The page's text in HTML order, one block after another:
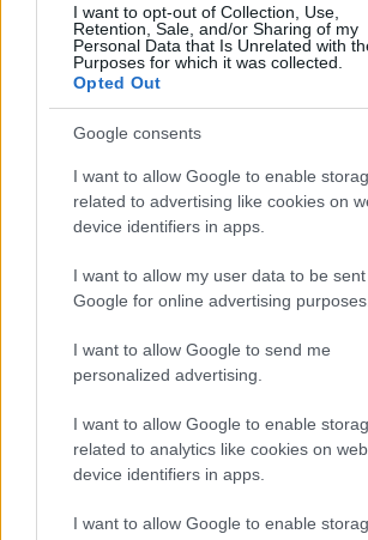
I want to opt-out of Collection, Use,
Retention, Sale, and/or Sharing of my
Personal Data that Is Unrelated with
Purposes for which it was collected.
Opted Out
Google consents
I want to allow Google to enable
related to advertising like cookies on
device identifiers in apps.
I want to allow my user data to be
Google for online advertising purposes.
I want to allow Google to send me
personalized advertising.
I want to allow Google to enable
related to analytics like cookies on
device identifiers in apps.
I want to allow Google to enable
Reggeli
Lévay Viktória a színházba is
platinaszőke festés teljesen
színével, rövid frizurával látható, de nem
hozzászokott a külseje változtatásához.